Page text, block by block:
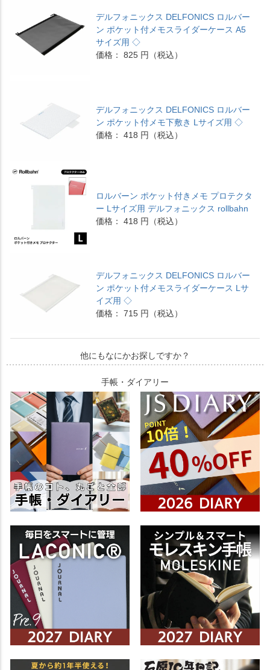
デルフォニックス DELFONICS ロルバー
ン ポケット付メモスライダーケース A5
サイズ用 ◇
価格： 825 円（税込）
デルフォニックス DELFONICS ロルバー
ン ポケット付メモ下敷き Lサイズ用 ◇
価格： 418 円（税込）
ロルバーン ポケット付きメモ プロテクタ
ー Lサイズ用 デルフォニックス rollbahn
価格： 418 円（税込）
デルフォニックス DELFONICS ロルバー
ン ポケット付メモスライダーケース Lサ
イズ用 ◇
価格： 715 円（税込）
他にもなにかお探しですか？
手帳・ダイアリー